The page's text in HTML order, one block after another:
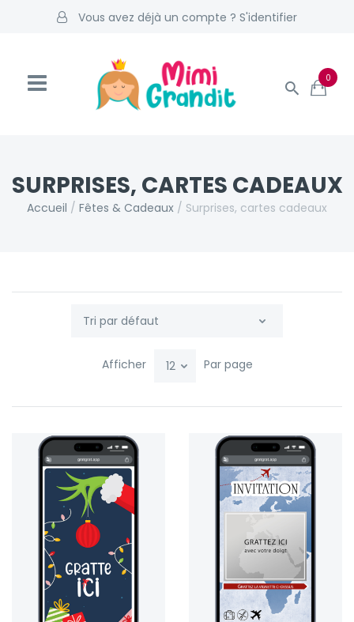
Vous avez déjà un compte ? S'identifier
0
SURPRISES, CARTES CADEAUX
Accueil / Fêtes & Cadeaux / Surprises, cartes cadeaux
Afficher Par page